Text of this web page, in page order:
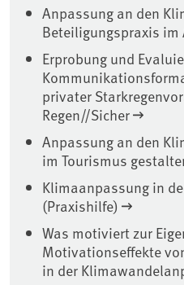
Anpassung an den
Beteiligungspraxis im
Erprobung und
privater
Regen//Sicher
Anpassung an den
im Tourismus
Klimaanpassung in
(Praxishilfe)
Was motiviert zur
Motivationseffekte
in der